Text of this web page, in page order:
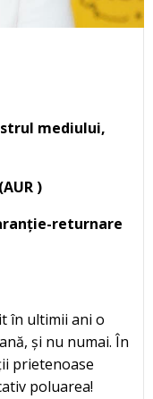
mediului,
)
returnare
în ultimii ani o
și nu numai. În
prietenoase
poluarea!